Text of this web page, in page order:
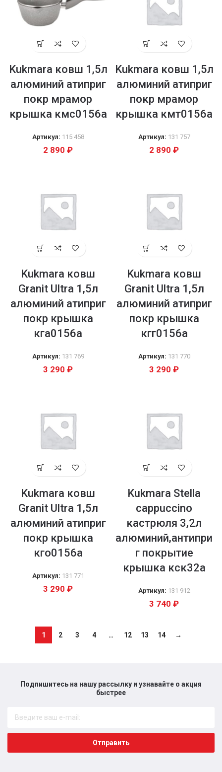
Kukmara ковш 1,5л
алюминий атиприг
покр мрамор
крышка кмс0156а
Артикул: 115 458
2 890 ₽
Kukmara ковш 1,5л
алюминий атиприг
покр мрамор
крышка кмт0156а
Артикул: 131 757
2 890 ₽
Kukmara ковш
Granit Ultra 1,5л
алюминий атиприг
покр крышка
кга0156а
Артикул: 131 769
3 290 ₽
Kukmara ковш
Granit Ultra 1,5л
алюминий атиприг
покр крышка
кгг0156а
Артикул: 131 770
3 290 ₽
Kukmara ковш
Granit Ultra 1,5л
алюминий атиприг
покр крышка
кго0156а
Артикул: 131 771
3 290 ₽
Kukmara Stella
cappuccino
кастрюля 3,2л
алюминий,антипри
г покрытие
крышка кск32а
Артикул: 131 912
3 740 ₽
1 2 3 4 … 12 13 14 →
Подпишитесь на нашу рассылку и узнавайте о акция
быстрее​
Отправить